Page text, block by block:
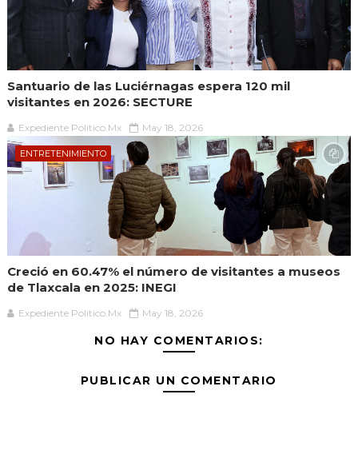
Santuario de las Luciérnagas espera 120 mil
visitantes en 2026: SECTURE
Expediente Político.Mx May 18, 2026
ENTRETENIMIENTO
Creció en 60.47% el número de visitantes a museos
de Tlaxcala en 2025: INEGI
Expediente Político.Mx May 18, 2026
NO HAY COMENTARIOS:
PUBLICAR UN COMENTARIO